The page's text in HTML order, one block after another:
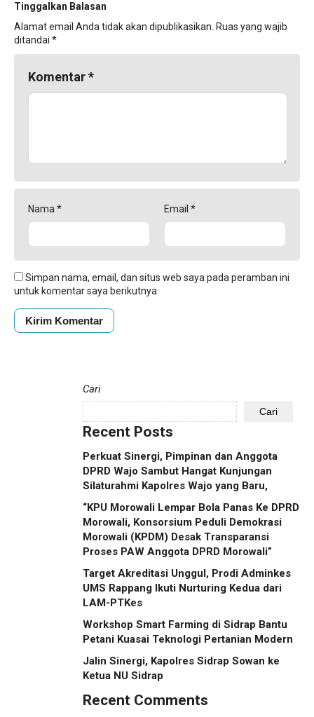
Tinggalkan Balasan
Alamat email Anda tidak akan dipublikasikan. Ruas yang wajib
ditandai *
Komentar*
Nama * Email *
Simpan nama, email, dan situs web saya pada peramban ini
untuk komentar saya berikutnya.
Cari
Cari
Recent Posts
Perkuat Sinergi, Pimpinan dan Anggota
DPRD Wajo Sambut Hangat Kunjungan
Silaturahmi Kapolres Wajo yang Baru,
“KPU Morowali Lempar Bola Panas Ke DPRD
Morowali, Konsorsium Peduli Demokrasi
Morowali (KPDM) Desak Transparansi
Proses PAW Anggota DPRD Morowali”
Target Akreditasi Unggul, Prodi Adminkes
UMS Rappang Ikuti Nurturing Kedua dari
LAM-PTKes
Workshop Smart Farming di Sidrap Bantu
Petani Kuasai Teknologi Pertanian Modern
Jalin Sinergi, Kapolres Sidrap Sowan ke
Ketua NU Sidrap
Recent Comments